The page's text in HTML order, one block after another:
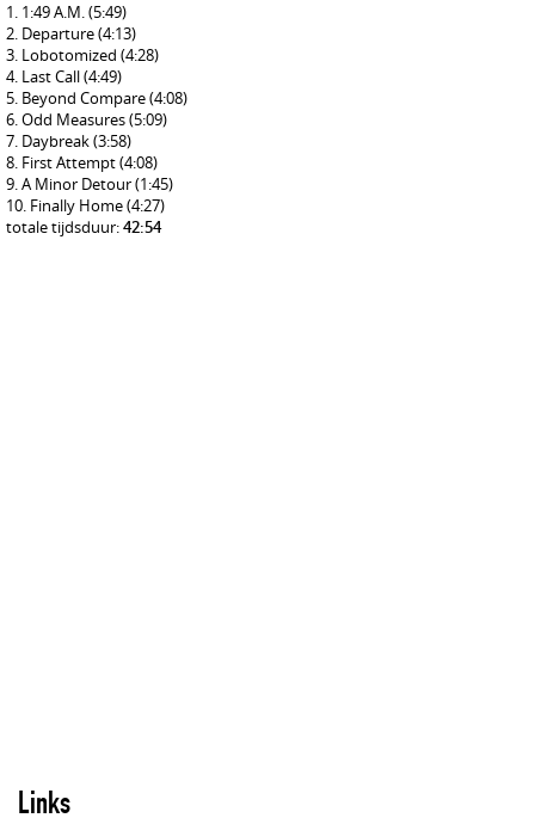
1:49 A.M.(5:49)
Departure(4:13)
Lobotomized (4:28)
Last Call(4:49)
Beyond Compare(4:08)
Odd Measures(5:09)
Daybreak(3:58)
First Attempt(4:08)
A Minor Detour(1:45)
Finally Home(4:27)
totale tijdsduur:42:54
Links